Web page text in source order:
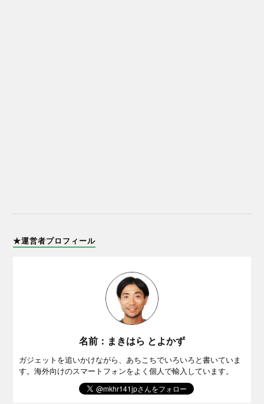
★運営者プロフィール
名前：まきはら とよかず
ガジェットを追いかけながら、あちこちでいろいろと書いていま
す。海外向けのスマートフォンをよく個人で輸入しています。